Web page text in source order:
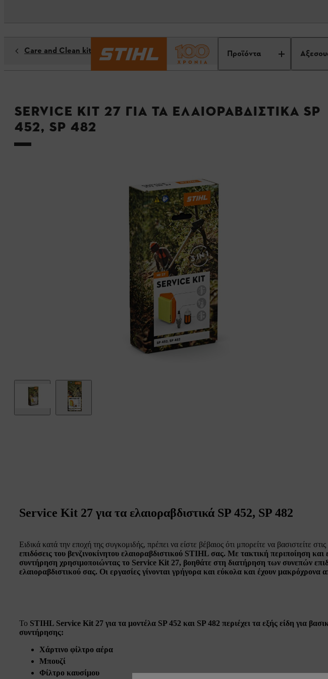
Προϊόντα
Care and Clean kits - Service Kits
Service Kit 27 για τα ελαιοραβδιστικά SP
452, SP 482
Service Kit 27 για τα ελαιοραβδιστικά SP 452, SP 482
Ειδικά κατά την εποχή της συγκομιδής, πρέπει να είστε βέβαιος ότι μπορείτε να βασιστείτε στις
επιδόσεις του βενζινοκίνητου ελαιοραβδιστικού STIHL σας. Με τακτική περιποίηση και
συντήρηση χρησιμοποιώντας το Service Kit 27, βοηθάτε στη διατήρηση των συνεπών
ελαιοραβδιστικού σας. Οι εργασίες γίνονται γρήγορα και εύκολα και έχουν μακρόχρονα
Το STIHL Service Kit 27 για τα μοντέλα SP 452 και SP 482 περιέχει τα εξής είδη για
συντήρησης:
Χάρτινο φίλτρο αέρα
Μπουζί
Φίλτρο καυσίμου